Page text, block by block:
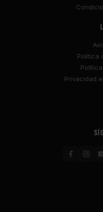
Política
Privacidad